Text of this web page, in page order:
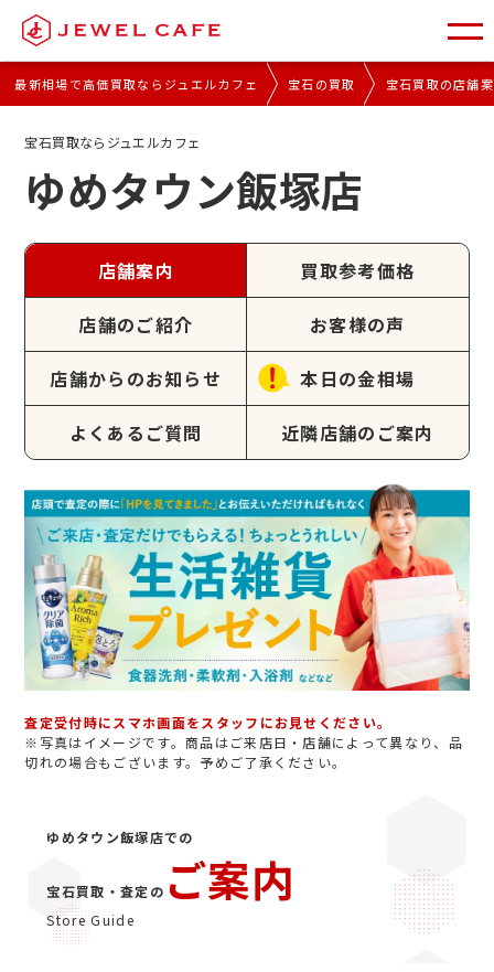
最新相場で高価買取ならジュエルカフェ 宝石の買取 宝石買取の店舗
宝石買取ならジュエルカフェ
ゆめタウン飯塚店
店舗案内 買取参考価格
店舗のご紹介 お客様の声
店舗からのお知らせ 本日の金相場
よくあるご質問 近隣店舗のご案内
査定受付時にスマホ画面をスタッフにお見せください。
※写真はイメージです。商品はご来店日・店舗によって異なり、品
切れの場合もございます。予めご了承ください。
ゆめタウン飯塚店での
宝石買取・査定の ご案内
Store Guide